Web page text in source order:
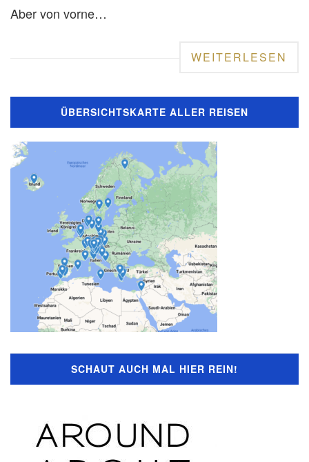
Aber von vorne…
WEITERLESEN
ÜBERSICHTSKARTE ALLER REISEN
SCHAUT AUCH MAL HIER REIN!